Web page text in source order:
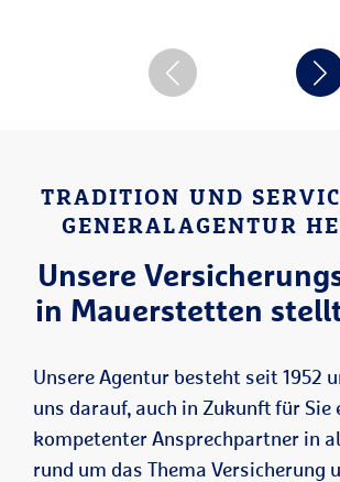
TRADITION UND
GENERALAGENTUR
Unsere
in Mauerstetten
Unsere Agentur besteht seit 1952
uns darauf, auch in Zukunft für Sie
kompetenter Ansprechpartner in
rund um das Thema Versicherung